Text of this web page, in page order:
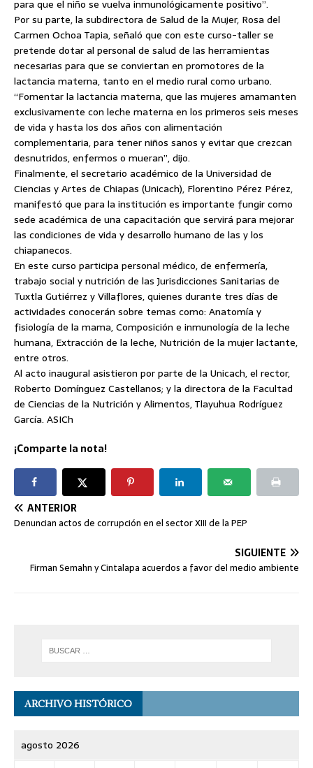
para que el niño se vuelva inmunológicamente positivo”.
Por su parte, la subdirectora de Salud de la Mujer, Rosa del
Carmen Ochoa Tapia, señaló que con este curso-taller se
pretende dotar al personal de salud de las herramientas
necesarias para que se conviertan en promotores de la
lactancia materna, tanto en el medio rural como urbano.
“Fomentar la lactancia materna, que las mujeres amamanten
exclusivamente con leche materna en los primeros seis meses
de vida y hasta los dos años con alimentación
complementaria, para tener niños sanos y evitar que crezcan
desnutridos, enfermos o mueran”, dijo.
Finalmente, el secretario académico de la Universidad de
Ciencias y Artes de Chiapas (Unicach), Florentino Pérez Pérez,
manifestó que para la institución es importante fungir como
sede académica de una capacitación que servirá para mejorar
las condiciones de vida y desarrollo humano de las y los
chiapanecos.
En este curso participa personal médico, de enfermería,
trabajo social y nutrición de las Jurisdicciones Sanitarias de
Tuxtla Gutiérrez y Villaflores, quienes durante tres días de
actividades conocerán sobre temas como: Anatomía y
fisiología de la mama, Composición e inmunología de la leche
humana, Extracción de la leche, Nutrición de la mujer lactante,
entre otros.
Al acto inaugural asistieron por parte de la Unicach, el rector,
Roberto Domínguez Castellanos; y la directora de la Facultad
de Ciencias de la Nutrición y Alimentos, Tlayuhua Rodríguez
García. ASICh
¡Comparte la nota!
ANTERIOR
Denuncian actos de corrupción en el sector XIII de la PEP
SIGUIENTE
Firman Semahn y Cintalapa acuerdos a favor del medio ambiente
ARCHIVO HISTÓRICO
agosto 2026